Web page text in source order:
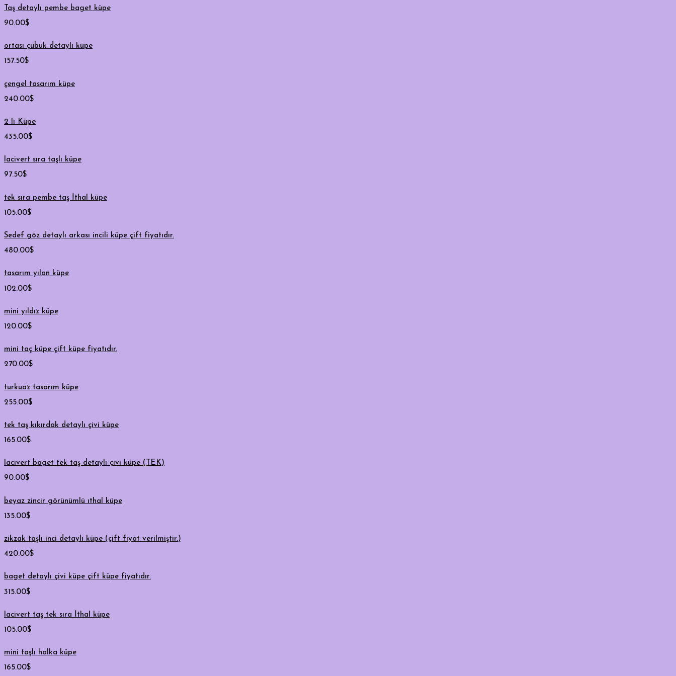
Taş detaylı pembe baget küpe
90.00$
ortası çubuk detaylı küpe
157.50$
çengel tasarım küpe
240.00$
2 li Küpe
435.00$
lacivert sıra taşlı küpe
97.50$
tek sıra pembe taş İthal küpe
105.00$
Sedef göz detaylı arkası incili küpe çift fiyatıdır.
480.00$
tasarım yılan küpe
102.00$
mini yıldız küpe
120.00$
mini taç küpe çift küpe fiyatıdır.
270.00$
turkuaz tasarım küpe
255.00$
tek taş kıkırdak detaylı çivi küpe
165.00$
lacivert baget tek taş detaylı çivi küpe (TEK)
90.00$
beyaz zincir görünümlü ıthal küpe
135.00$
zikzak taşlı inci detaylı küpe (çift fiyat verilmiştir.)
420.00$
baget detaylı çivi küpe çift küpe fiyatıdır.
315.00$
lacivert taş tek sıra İthal küpe
105.00$
mini taşlı halka küpe
165.00$